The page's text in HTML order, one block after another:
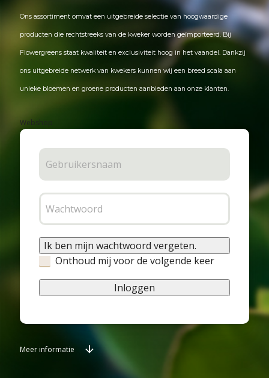
Ons assortiment omvat een uitgebreide selectie van hoogwaardige
producten die rechtstreeks van de kweker worden geïmporteerd. Bij
Flowergreens staat kwaliteit en exclusiviteit hoog in het vaandel. Dankzij
ons uitgebreide netwerk van kwekers kunnen wij een breed scala aan
unieke bloemen en groene producten aanbieden aan onze klanten.
Webshop
Ik ben mijn wachtwoord vergeten.
Onthoud mij voor de volgende keer
Inloggen
Meer informatie